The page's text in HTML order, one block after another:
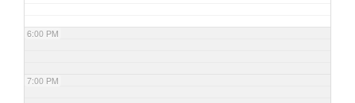
6:00 PM
7:00 PM